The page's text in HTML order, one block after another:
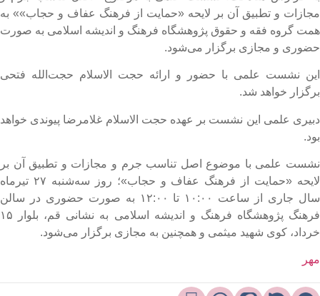
و تطبیق آن بر لایحه «حمایت از فرهنگ عفاف و حجاب»» به
گروه فقه و حقوق پژوهشگاه فرهنگ و اندیشه اسلامی به صورت
و مجازی برگزار می‌شود.
نشست علمی با حضور و ارائه حجت الاسلام حجت‌الله فتحی
خواهد شد.
علمی این نشست بر عهده حجت الاسلام غلامرضا پیوندی خواهد
علمی با موضوع اصل تناسب جرم و مجازات و تطبیق آن بر
لایحه «حمایت از فرهنگ عفاف و حجاب»؛ روز سه‌شنبه ۲۷ تیرماه
سال جاری از ساعت ۱۰:۰۰ تا ۱۲:۰۰ به صورت حضوری در سالن
فرهنگ پژوهشگاه فرهنگ و اندیشه اسلامی به نشانی قم، بلوار ۱۵
کوی شهید میثمی و همچنین به مجازی برگزار می‌شود.​